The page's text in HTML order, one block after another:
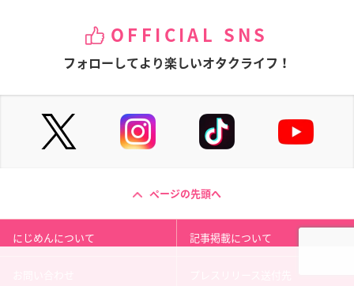
OFFICIAL SNS
フォローしてより楽しいオタクライフ！
ページの先頭へ
にじめんについて 記事掲載について